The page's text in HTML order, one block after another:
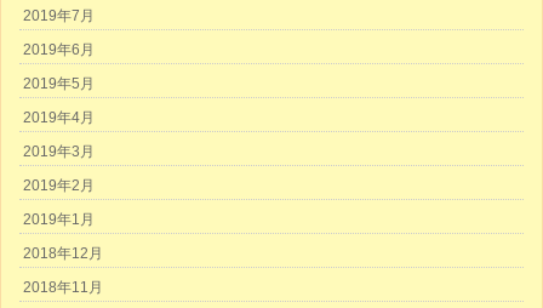
2019年7月
2019年6月
2019年5月
2019年4月
2019年3月
2019年2月
2019年1月
2018年12月
2018年11月